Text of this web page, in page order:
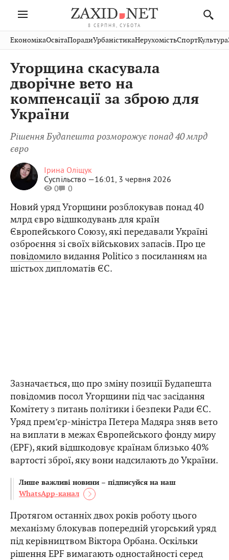
8 СЕРПНЯ, СУБОТА
Івано-
Франківськ
Волинь
Закарпаття
Рівне
Чернівці
Шептицький
Стрий
Хмельницький
Вінниця
Публікації
Авто СловкоКультура
Кіно Дім Спорт
Фото
тварини
ЕкономікаОсвітаПорадиУрбаністикаНерухомістьСпортКультура
Угорщина скасувала
дворічне вето на
компенсації за зброю для
України
Рішення Будапешта розморожує понад 40 млрд
євро
Ірина Оліщук
Суспільство —16:01, 3 червня 2026
0
0
Новий уряд Угорщини розблокував понад 40
млрд євро відшкодувань для країн
Європейського Союзу, які передавали Україні
озброєння зі своїх військових запасів. Про це
повідомиловидання Politico з посиланням на
шістьох дипломатів ЄС.
Зазначається, що про зміну позиції Будапешта
повідомив посол Угорщини під час засідання
Комітету з питань політики і безпеки Ради ЄС.
Уряд прем’єр-міністра Петера Мадяра зняв вето
на виплати в межах Європейського фонду миру
(EPF), який відшкодовує країнам близько 40%
вартості зброї, яку вони надсилають до України.
Лише важливі новини – підписуйся на наш
WhatsApp-канал
Протягом останніх двох років роботу цього
механізму блокував попередній угорський уряд
під керівництвом Віктора Орбана. Оскільки
рішення EPF вимагають одностайності серед